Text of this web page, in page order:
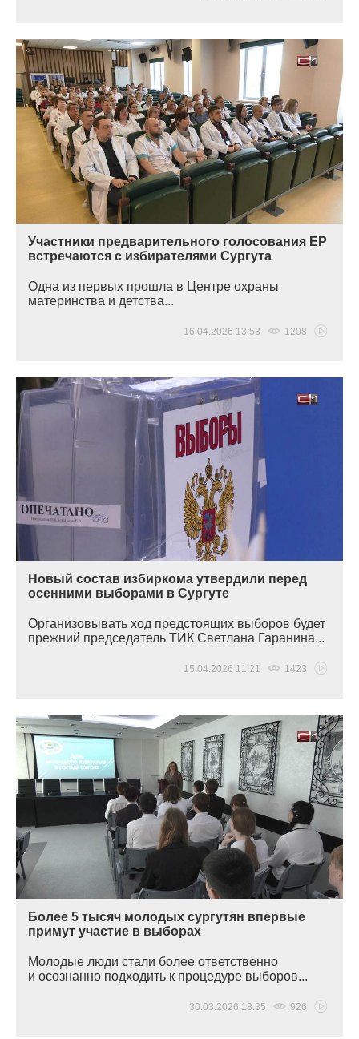
Участники предварительного голосования ЕР
встречаются с избирателями Сургута
Одна из первых прошла в Центре охраны
материнства и детства...
16.04.2026 13:53 1208
Новый состав избиркома утвердили перед
осенними выборами в Сургуте
Организовывать ход предстоящих выборов будет
прежний председатель ТИК Светлана Гаранина...
15.04.2026 11:21 1423
Более 5 тысяч молодых сургутян впервые
примут участие в выборах
Молодые люди стали более ответственно
и осознанно подходить к процедуре выборов...
30.03.2026 18:35 926